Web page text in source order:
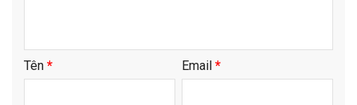
Tên * Email *